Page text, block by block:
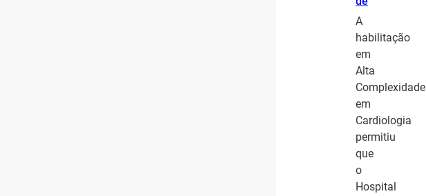
A
habilitação
em
Alta
Complexidade
em
Cardiologia
permitiu
que
o
Hospital